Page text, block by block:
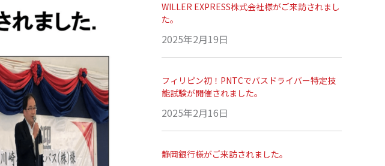
WILLER EXPRESS株式会社様がご来訪されまし
た。
2025年2月19日
フィリピン初！PNTCでバスドライバー特定技
能試験が開催されました。
2025年2月16日
静岡銀行様がご来訪されました。